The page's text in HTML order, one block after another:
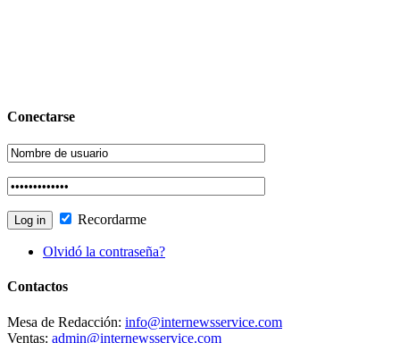
Conectarse
Recordarme
Olvidó la contraseña?
Contactos
Mesa de Redacción: info@internewsservice.com
Ventas: admin@internewsservice.com